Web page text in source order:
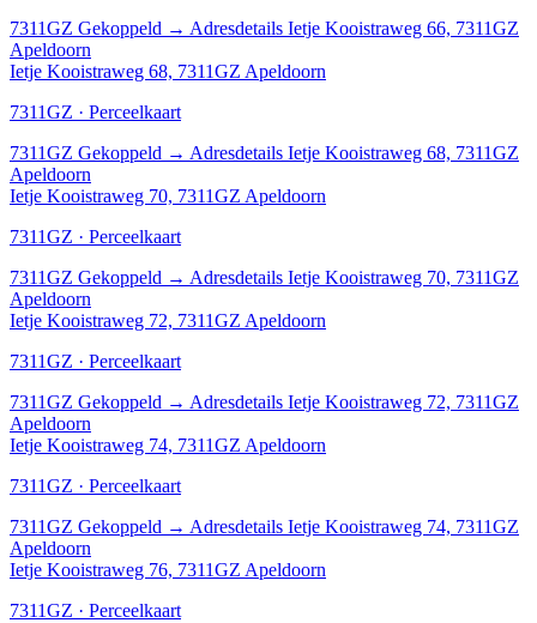
7311GZ Gekoppeld → Adresdetails Ietje Kooistraweg 66, 7311GZ
Apeldoorn
Ietje Kooistraweg 68, 7311GZ Apeldoorn
7311GZ · Perceelkaart
7311GZ Gekoppeld → Adresdetails Ietje Kooistraweg 68, 7311GZ
Apeldoorn
Ietje Kooistraweg 70, 7311GZ Apeldoorn
7311GZ · Perceelkaart
7311GZ Gekoppeld → Adresdetails Ietje Kooistraweg 70, 7311GZ
Apeldoorn
Ietje Kooistraweg 72, 7311GZ Apeldoorn
7311GZ · Perceelkaart
7311GZ Gekoppeld → Adresdetails Ietje Kooistraweg 72, 7311GZ
Apeldoorn
Ietje Kooistraweg 74, 7311GZ Apeldoorn
7311GZ · Perceelkaart
7311GZ Gekoppeld → Adresdetails Ietje Kooistraweg 74, 7311GZ
Apeldoorn
Ietje Kooistraweg 76, 7311GZ Apeldoorn
7311GZ · Perceelkaart